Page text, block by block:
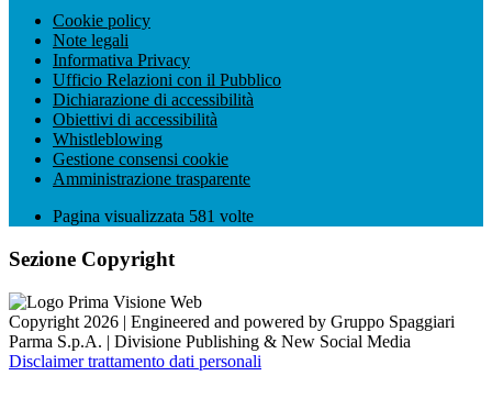
Cookie policy
Note legali
Informativa Privacy
Ufficio Relazioni con il Pubblico
Dichiarazione di accessibilità
Obiettivi di accessibilità
Whistleblowing
Gestione consensi cookie
Amministrazione trasparente
Pagina visualizzata 581 volte
Sezione Copyright
Copyright 2026 | Engineered and powered by Gruppo Spaggiari
Parma S.p.A. | Divisione Publishing & New Social Media
Disclaimer trattamento dati personali